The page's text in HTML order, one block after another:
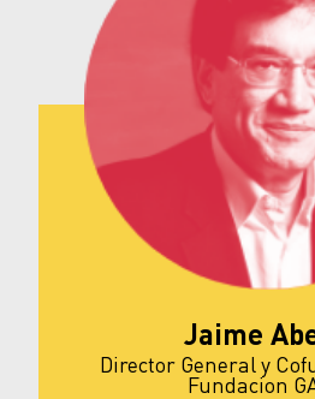
Jaime
Director General y
Fundacion